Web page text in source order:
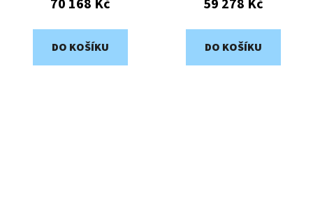
70 168 Kč
DO KOŠÍKU
59 278 Kč
DO KOŠÍKU